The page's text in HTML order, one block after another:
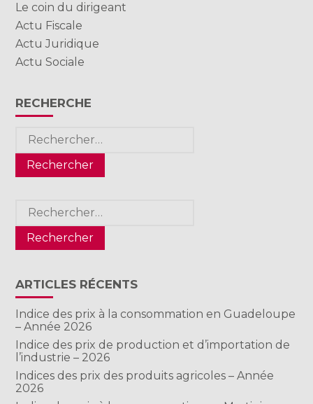
Le coin du dirigeant
Actu Fiscale
Actu Juridique
Actu Sociale
RECHERCHE
Rechercher :
Rechercher :
ARTICLES RÉCENTS
Indice des prix à la consommation en Guadeloupe
– Année 2026
Indice des prix de production et d’importation de
l’industrie – 2026
Indices des prix des produits agricoles – Année
2026